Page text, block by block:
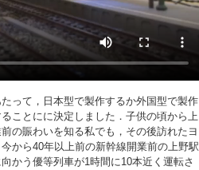
って，日本型で製作するか外国型で製作
ことにに決定しました．子供の頃から上
の賑わいを知る私でも，その後訪れたヨ
から40年以上前の新幹線開業前の上野駅
かう優等列車が1時間に10本近く運転さ